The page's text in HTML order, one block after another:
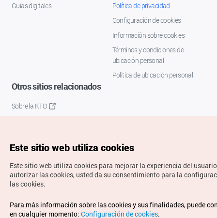
Guías digitales
Política de privacidad
Configuración de cookies
Información sobre cookies
Términos y condiciones de
ubicación personal
Política de ubicación personal
Otros sitios relacionados
Sobre la KTO
Copyrights © Organización de Turismo de Corea. Todos los
derechos reservados.
Este sitio web utiliza cookies
Este sitio web utiliza cookies para mejorar la experiencia del
autorizar las cookies, usted da su consentimiento para la
las cookies.
Para más información sobre las cookies y sus finalidades, puede
en cualquier momento: Configuración de cookies.